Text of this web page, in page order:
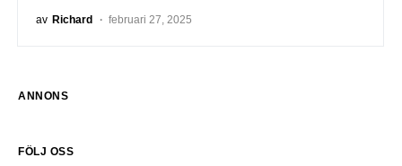
av Richard februari 27, 2025
ANNONS
FÖLJ OSS